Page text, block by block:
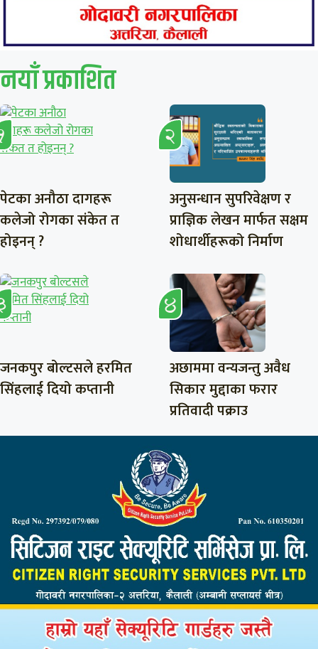
नयाँ प्रकाशित
पेटका अनौठा दागहरू
कलेजो रोगका संकेत त
होइनन् ?
अनुसन्धान सुपरिवेक्षण र
प्राज्ञिक लेखन मार्फत सक्षम
शोधार्थीहरूको निर्माण
जनकपुर बोल्टसले हरमित
सिंहलाई दियो कप्तानी
अछाममा वन्यजन्तु अवैध
सिकार मुद्दाका फरार
प्रतिवादी पक्राउ